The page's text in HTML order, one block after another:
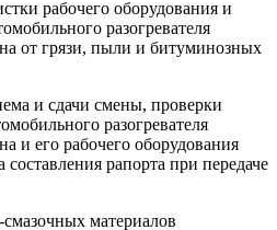
рабочего оборудования и
разогревателя
от грязи, пыли и битуминозных
и сдачи смены, проверки
разогревателя
и его рабочего оборудования
рапорта при передаче
материалов